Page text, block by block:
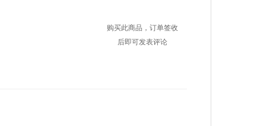
购买此商品，订单签收
后即可发表评论